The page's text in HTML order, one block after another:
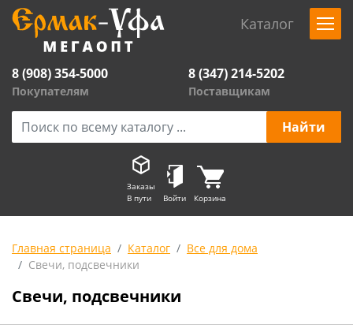
Каталог
8 (908) 354-5000
Покупателям
8 (347) 214-5202
Поставщикам
Заказы
В пути
Войти Корзина
Главная страница Каталог
Все для дома
Свечи, подсвечники
Свечи, подсвечники